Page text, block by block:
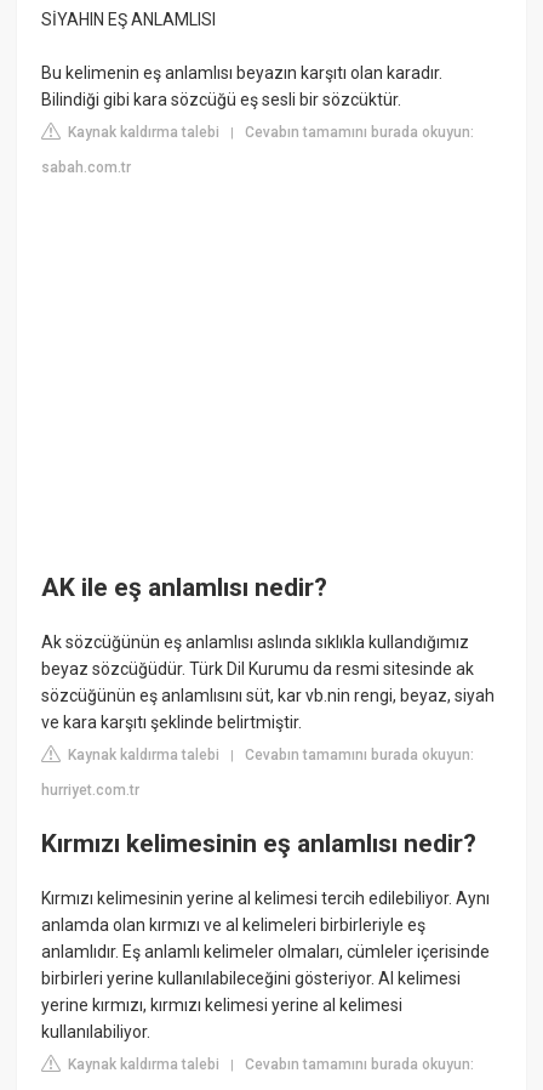
SİYAHIN EŞ ANLAMLISI
Bu kelimenin eş anlamlısı beyazın karşıtı olan karadır.
Bilindiği gibi kara sözcüğü eş sesli bir sözcüktür.
Kaynak kaldırma talebi |Cevabın tamamını burada okuyun:
sabah.com.tr
AK ile eş anlamlısı nedir?
Ak sözcüğünün eş anlamlısı aslında sıklıkla kullandığımız
beyaz sözcüğüdür. Türk Dil Kurumu da resmi sitesinde ak
sözcüğünün eş anlamlısını süt, kar vb.nin rengi, beyaz, siyah
ve kara karşıtı şeklinde belirtmiştir.
Kaynak kaldırma talebi |Cevabın tamamını burada okuyun:
hurriyet.com.tr
Kırmızı kelimesinin eş anlamlısı nedir?
Kırmızı kelimesinin yerine al kelimesi tercih edilebiliyor. Aynı
anlamda olan kırmızı ve al kelimeleri birbirleriyle eş
anlamlıdır. Eş anlamlı kelimeler olmaları, cümleler içerisinde
birbirleri yerine kullanılabileceğini gösteriyor. Al kelimesi
yerine kırmızı, kırmızı kelimesi yerine al kelimesi
kullanılabiliyor.
Kaynak kaldırma talebi |Cevabın tamamını burada okuyun: